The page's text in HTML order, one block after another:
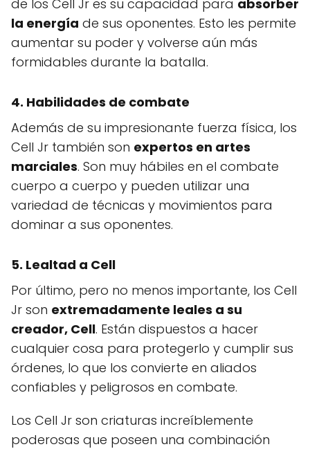
de los Cell Jr es su capacidad para absorber
la energía de sus oponentes. Esto les permite
aumentar su poder y volverse aún más
formidables durante la batalla.
4. Habilidades de combate
Además de su impresionante fuerza física, los
Cell Jr también son expertos en artes
marciales. Son muy hábiles en el combate
cuerpo a cuerpo y pueden utilizar una
variedad de técnicas y movimientos para
dominar a sus oponentes.
5. Lealtad a Cell
Por último, pero no menos importante, los Cell
Jr son extremadamente leales a su
creador, Cell. Están dispuestos a hacer
cualquier cosa para protegerlo y cumplir sus
órdenes, lo que los convierte en aliados
confiables y peligrosos en combate.
Los Cell Jr son criaturas increíblemente
poderosas que poseen una combinación